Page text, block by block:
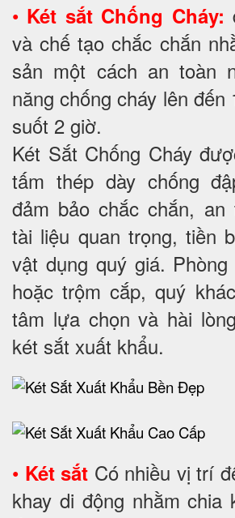
• Két sắt Chống Cháy:
và chế tạo chắc chắn
sản một cách an toàn
năng chống cháy lên đến
suốt 2 giờ.
Két Sắt Chống Cháy
tấm thép dày chống
đảm bảo chắc chắn, an
tài liệu quan trọng, tiền
vật dụng quý giá.
hoặc trộm cắp, quý
tâm lựa chọn và hài
két sắt xuất khẩu.
• Két sắt Có nhiều vị trí
khay di động nhằm chia